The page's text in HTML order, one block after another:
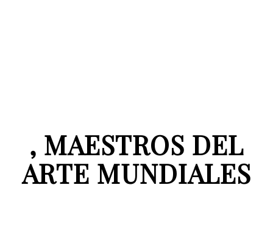
, MAESTROS DEL
ARTE MUNDIALES